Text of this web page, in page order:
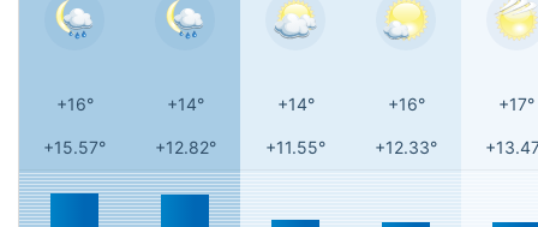
+16° +14° +14° +16° +17°
+15.57° +12.82° +11.55° +12.33°